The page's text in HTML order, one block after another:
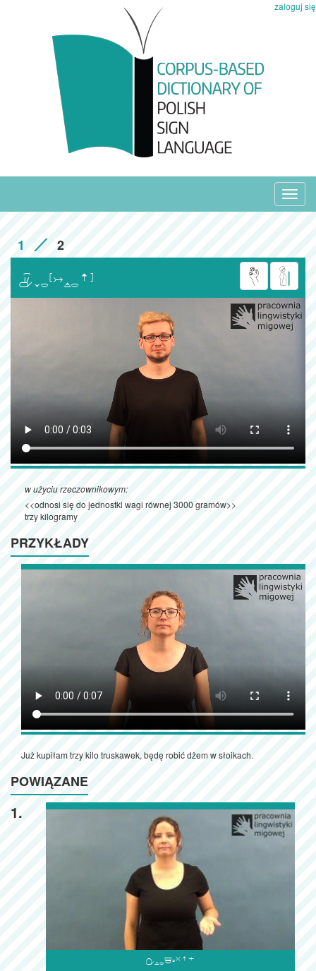
zaloguj się
1 2

w użyciu rzeczownikowym:
<<odnosi się do jednostki wagi równej 3000 gramów>>
trzy kilogramy
PRZYKŁADY
Już kupiłam trzy kilo truskawek, będę robić dżem w słoikach.
POWIĄZANE
1.
